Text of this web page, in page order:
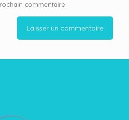
commentaire.